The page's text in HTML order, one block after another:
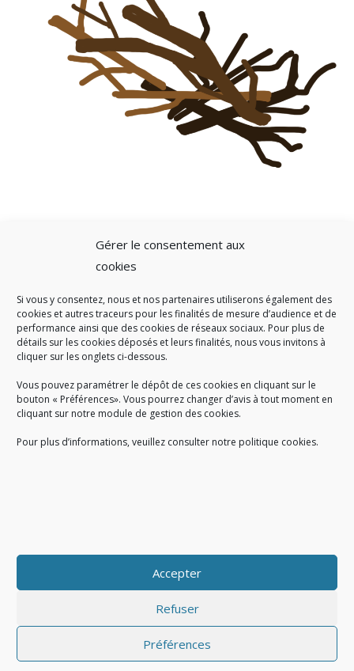
Gérer le consentement aux
cookies
Si vous y consentez, nous et nos partenaires utiliserons également des
cookies et autres traceurs pour les finalités de mesure d’audience et de
performance ainsi que des cookies de réseaux sociaux. Pour plus de
détails sur les cookies déposés et leurs finalités, nous vous invitons à
cliquer sur les onglets ci-dessous.
Vous pouvez paramétrer le dépôt de ces cookies en cliquant sur le
bouton « Préférences». Vous pourrez changer d’avis à tout moment en
cliquant sur notre module de gestion des cookies.
Pour plus d’informations, veuillez consulter notre politique cookies.
Accepter
Refuser
Préférences
A SAVOIR
Créé en 1978, le Sigidurs est un établissement public quiexerce
des missions de service public : la prévention, la collecte et la
valorisation des déchets ménagers et assimilés produits par son
territoire.
Accueil du public :
Gestion des cookies|
|CGU|Mentions légales|Contact|Recrutement|FAQ